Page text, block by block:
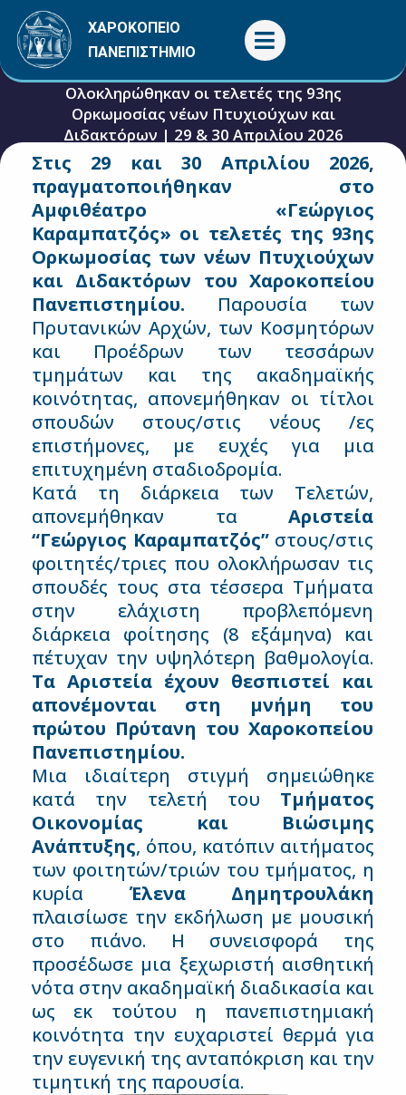
Μετάβαση
στο
περιεχόμενο
ΧΑΡΟΚΟΠΕΙΟ
ΠΑΝΕΠΙΣΤΗΜΙΟ
Ολοκληρώθηκαν οι τελετές της 93ης
Ορκωμοσίας νέων Πτυχιούχων και
Διδακτόρων | 29 & 30 Απριλίου 2026
8 Μαΐου, 2026 Γενικές,Εκδηλώσεις
Στις 29 και 30 Απριλίου 2026,
πραγματοποιήθηκαν στο
Αμφιθέατρο «Γεώργιος
Καραμπατζός» οι τελετές της 93ης
Ορκωμοσίας των νέων Πτυχιούχων
και Διδακτόρων του Χαροκοπείου
Πανεπιστημίου. Παρουσία των
Πρυτανικών Αρχών, των Κοσμητόρων
και Προέδρων των τεσσάρων
τμημάτων και της ακαδημαϊκής
κοινότητας, απονεμήθηκαν οι τίτλοι
σπουδών στους/στις νέους /ες
επιστήμονες, με ευχές για μια
επιτυχημένη σταδιοδρομία.
Κατά τη διάρκεια των Τελετών,
απονεμήθηκαν ταΑριστεία
“Γεώργιος Καραμπατζός”στους/στις
φοιτητές/τριες που ολοκλήρωσαν τις
σπουδές τους στα τέσσερα Τμήματα
στην ελάχιστη προβλεπόμενη
διάρκεια φοίτησης (8 εξάμηνα) και
πέτυχαν την υψηλότερη βαθμολογία.
Τα Αριστεία έχουν θεσπιστεί και
απονέμονται στη μνήμη του
πρώτου Πρύτανη του Χαροκοπείου
Πανεπιστημίου.
Μια ιδιαίτερη στιγμή σημειώθηκε
κατά την τελετή του Τμήματος
Οικονομίας και Βιώσιμης
Ανάπτυξης, όπου, κατόπιν αιτήματος
των φοιτητών/τριών του τμήματος, η
κυρία Έλενα Δημητρουλάκη
πλαισίωσε την εκδήλωση με μουσική
στο πιάνο. Η συνεισφορά της
προσέδωσε μια ξεχωριστή αισθητική
νότα στην ακαδημαϊκή διαδικασία και
ως εκ τούτου η πανεπιστημιακή
κοινότητα την ευχαριστεί θερμά για
την ευγενική της ανταπόκριση και την
τιμητική της παρουσία.